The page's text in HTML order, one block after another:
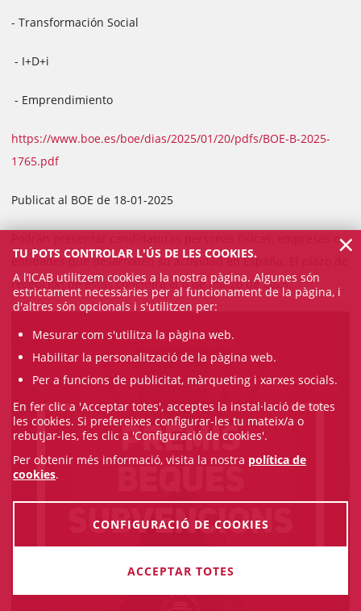
- Transformación Social
- I+D+i
- Emprendimiento
https://www.boe.es/boe/dias/2025/01/20/pdfs/BOE-B-2025-
1765.pdf
Publicat al BOE de 18-01-2025
Podrán presentar candidaturas personas físicas, empresas o
entidades que desarrollen su actividad en España. El plazo de
recepción de estas concluirá el 6 de marzo de 2025.
TU POTS CONTROLAR L'ÚS DE LES COOKIES.
A l’ICAB utilitzem cookies a la nostra pàgina. Algunes són
estrictament necessàries per al funcionament de la pàgina, i
d'altres són opcionals i s'utilitzen per:
Mesurar com s'utilitza la pàgina web.
Habilitar la personalització de la pàgina web.
Per a funcions de publicitat, màrqueting i xarxes socials.
En fer clic a 'Acceptar totes', acceptes la instal·lació de totes
les cookies. Si prefereixes configurar-les tu mateix/a o
rebutjar-les, fes clic a 'Configuració de cookies'.
Per obtenir més informació, visita la nostra política de
cookies.
CONFIGURACIÓ DE COOKIES
ACCEPTAR TOTES
×